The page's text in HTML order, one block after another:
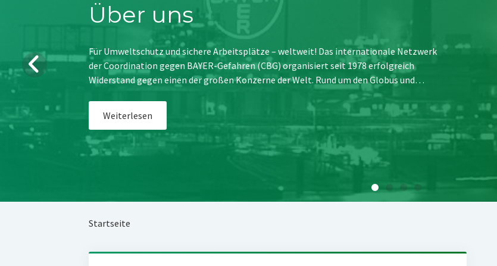
Über uns
Für Umweltschutz und sichere Arbeitsplätze – weltweit! Das internationale Netzwerk
der Coordination gegen BAYER-Gefahren (CBG) organisiert seit 1978 erfolgreich
Widerstand gegen einen der großen Konzerne der Welt. Rund um den Globus und…
Weiterlesen
Startseite